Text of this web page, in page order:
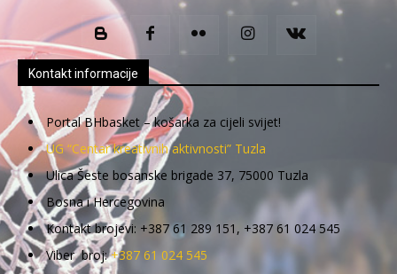
Kontakt informacije
Portal BHbasket – košarka za cijeli svijet!
UG “Centar kreativnih aktivnosti” Tuzla
Ulica Šeste bosanske brigade 37, 75000 Tuzla
Bosna i Hercegovina
Kontakt brojevi: +387 61 289 151, +387 61 024 545
Viber broj:+387 61 024 545